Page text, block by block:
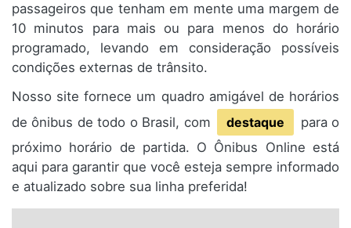
passageiros que tenham em mente uma margem de
10 minutos para mais ou para menos do horário
programado, levando em consideração possíveis
condições externas de trânsito.
Nosso site fornece um quadro amigável de horários
de ônibus de todo o Brasil, com
destaque
para o
próximo horário de partida. O Ônibus Online está
aqui para garantir que você esteja sempre informado
e atualizado sobre sua linha preferida!